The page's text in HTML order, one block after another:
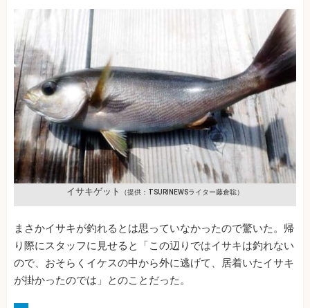
イサキゲット （提供：TSURINEWSライター藤倉聡）
まさかイサキが釣れるとは思っていなかったので驚いた。帰
り際にスタッフに見せると「この辺りではイサキは釣れない
ので、おそらくイケスの中から外に逃げて、居着いたイサキ
が掛かったのでは」とのことだった。